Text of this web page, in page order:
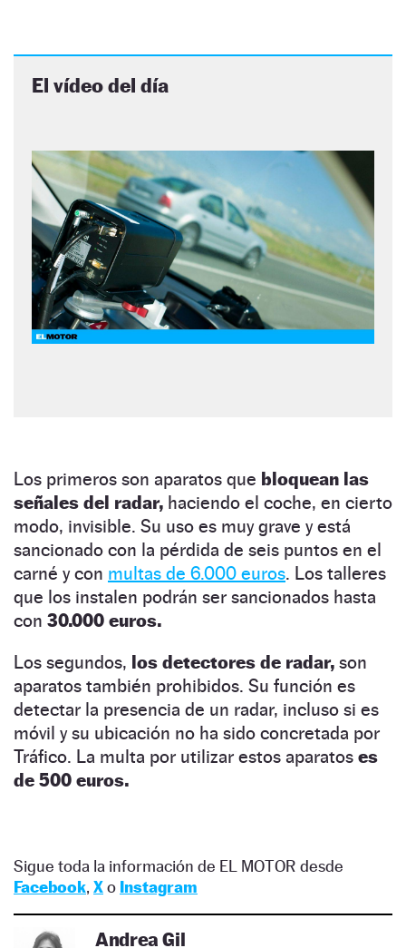
El vídeo del día
Los primeros son aparatos que bloquean las
señales del radar, haciendo el coche, en cierto
modo, invisible. Su uso es muy grave y está
sancionado con la pérdida de seis puntos en el
carné y con multas de 6.000 euros. Los talleres
que los instalen podrán ser sancionados hasta
con 30.000 euros.
Los segundos, los detectores de radar, son
aparatos también prohibidos. Su función es
detectar la presencia de un radar, incluso si es
móvil y su ubicación no ha sido concretada por
Tráfico. La multa por utilizar estos aparatos es
de 500 euros.
Sigue toda la información de EL MOTOR desde
Facebook, Xo Instagram
Andrea Gil